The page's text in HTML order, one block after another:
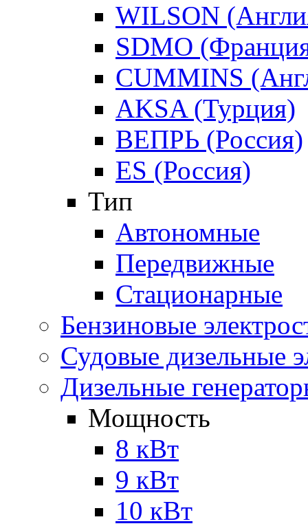
WILSON
SDMO
CUMMINS
AKSA (Турция)
ВЕПРЬ (Россия)
ES (Россия)
Тип
Автономные
Передвижные
Стационарные
Бензиновые
Судовые дизельные
Дизельные
Мощность
8 кВт
9 кВт
10 кВт